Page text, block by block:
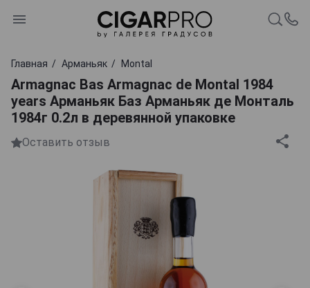
Главная Арманьяк Montal
Armagnac Bas Armagnac de Montal 1984
years Арманьяк Баз Арманьяк де Монталь
1984г 0.2л в деревянной упаковке
Оставить отзыв